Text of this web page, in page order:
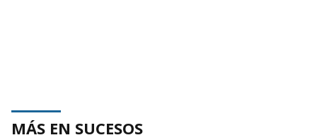
MÁS EN SUCESOS